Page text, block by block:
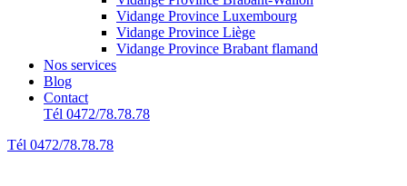
Vidange Province Luxembourg
Vidange Province Liège
Vidange Province Brabant flamand
Nos services
Blog
Contact
Tél 0472/78.78.78
Tél 0472/78.78.78